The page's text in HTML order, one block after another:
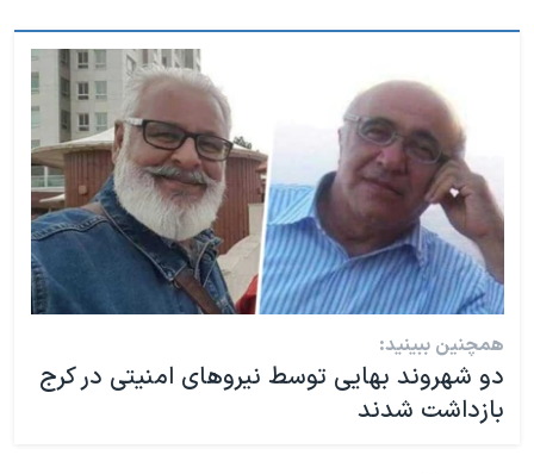
همچنین ببینید:
دو شهروند بهایی توسط نیروهای امنیتی در کرج
بازداشت شدند